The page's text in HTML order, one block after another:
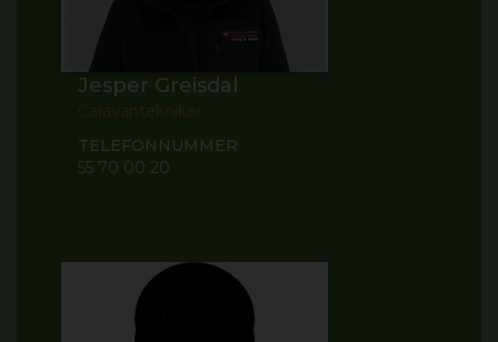
Jesper Greisdal
Caravantekniker
TELEFONNUMMER
55 70 00 20